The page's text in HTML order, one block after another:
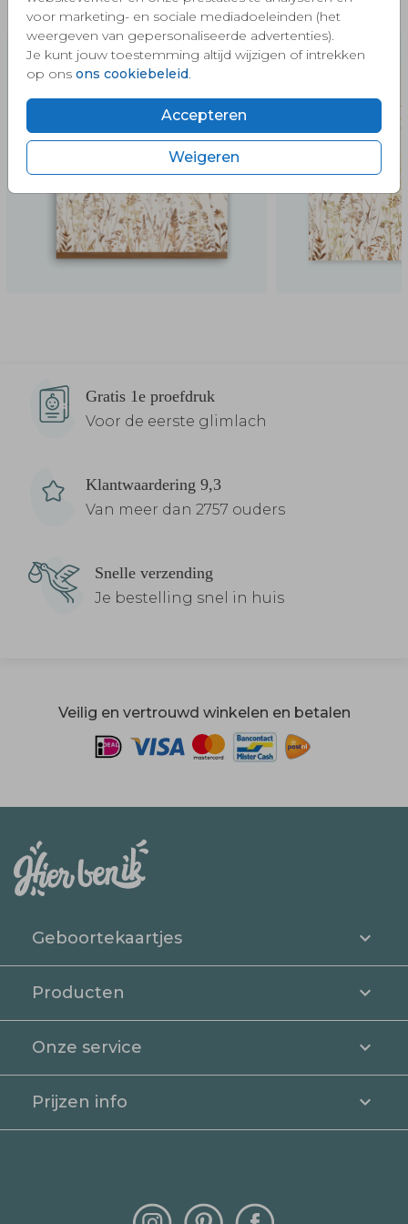
voor marketing- en sociale mediadoeleinden (het
weergeven van gepersonaliseerde advertenties).
Je kunt jouw toestemming altijd wijzigen of intrekken
op ons ons cookiebeleid
Accepteren
Weigeren
Meer in deze stijl 🧡
Gratis 1e proefdruk
Voor de eerste glimlach
Klantwaardering 9,3
Van meer dan 2757 ouders
Snelle verzending
Je bestelling snel in huis
Veilig en vertrouwd winkelen en betalen
Geboortekaartjes
Producten
Onze service
Prijzen info